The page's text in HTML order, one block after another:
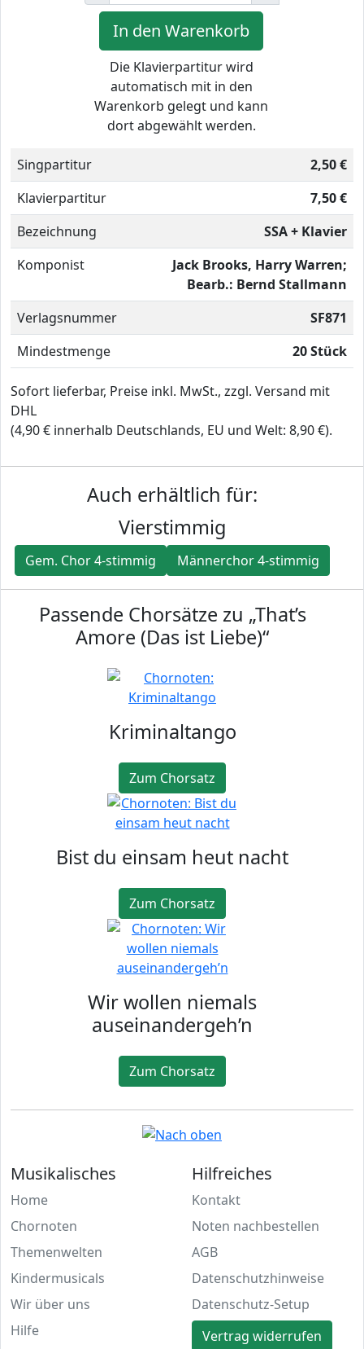
In den Warenkorb
Die Klavierpartitur wird
automatisch mit in den
Warenkorb gelegt und kann
dort abgewählt werden.
Singpartitur
2,50 €
Klavierpartitur
7,50 €
Bezeichnung
SSA + Klavier
Komponist
Jack Brooks, Harry Warren;
Bearb.: Bernd Stallmann
Verlagsnummer
SF871
Mindestmenge
20 Stück
Sofort lieferbar, Preise inkl. MwSt., zzgl. Versand mit
DHL
(4,90 € innerhalb Deutschlands, EU und Welt: 8,90 €).
Auch erhältlich für:
Vierstimmig
Gem. Chor 4-stimmig Männerchor 4-stimmig
Passende Chorsätze zu „That’s
Amore (Das ist Liebe)“
Kriminaltango
Zum Chorsatz
Bist du einsam heut nacht
Zum Chorsatz
Wir wollen niemals
auseinandergeh’n
Zum Chorsatz
Musikalisches
Home
Chornoten
Themenwelten
Kindermusicals
Wir über uns
Hilfe
Hilfreiches
Kontakt
Noten nachbestellen
AGB
Datenschutzhinweise
Datenschutz-Setup
Vertrag widerrufen